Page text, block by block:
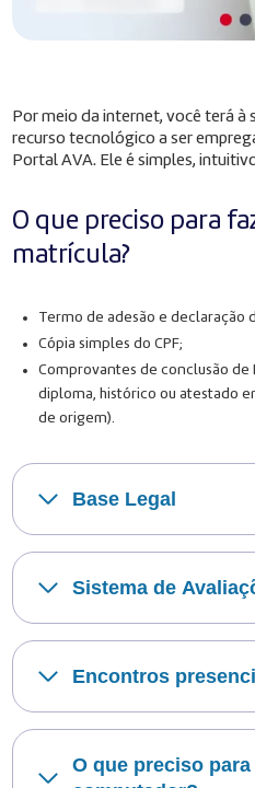
Por meio da internet, você terá à
recurso tecnológico a ser
Portal AVA. Ele é simples,
O que preciso para
matrícula?
Termo de adesão e declaração
Cópia simples do CPF;
Comprovantes de conclusão de
diploma, histórico ou atestado
de origem).
Base Legal
Sistema de
Encontros
O que preciso